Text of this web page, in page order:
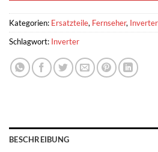
Kategorien: Ersatzteile, Fernseher, Inverter
Schlagwort: Inverter
BESCHREIBUNG